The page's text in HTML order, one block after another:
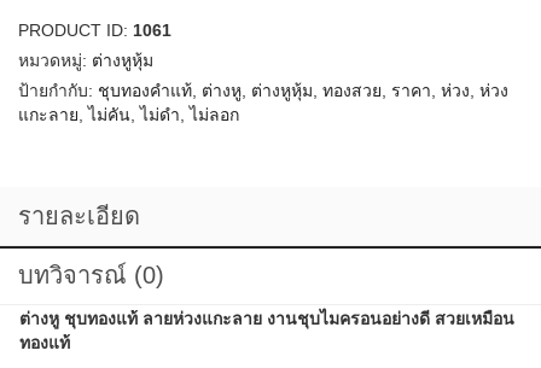
PRODUCT ID: 1061
หมวดหมู่: ต่างหูหุ้ม
ป้ายกำกับ: ชุบทองคำแท้, ต่างหู, ต่างหูหุ้ม, ทองสวย, ราคา, ห่วง, ห่วง
แกะลาย,ไม่คัน,ไม่ดำ,ไม่ลอก
รายละเอียด
บทวิจารณ์ (0)
ต่างหู ชุบทองแท้ ลายห่วงแกะลาย งานชุบไมครอนอย่างดี สวยเหมือน
ทองแท้